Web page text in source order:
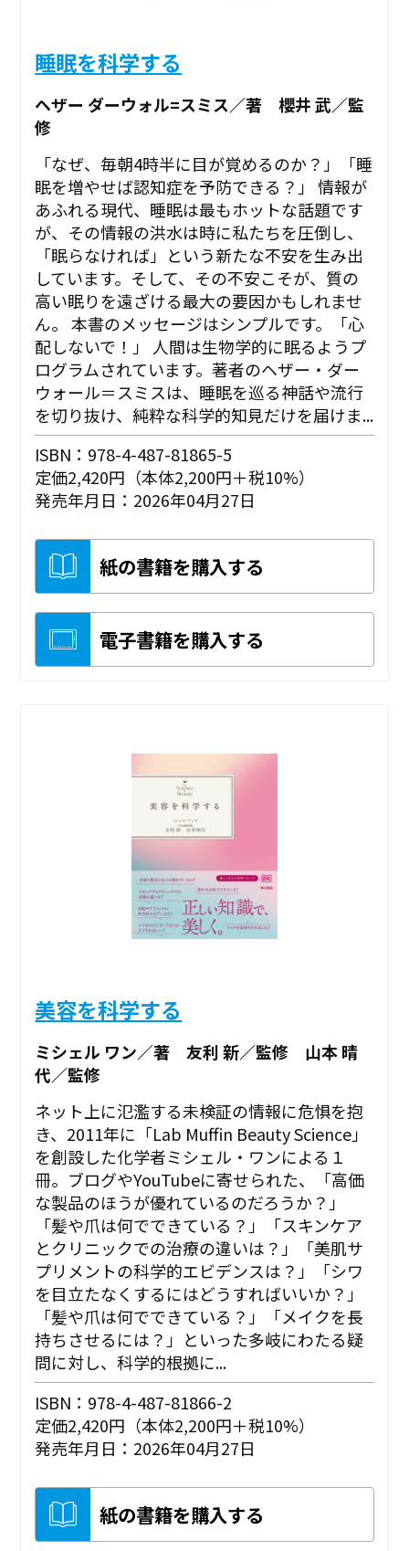
睡眠を科学する
ヘザー ダーウォル=スミス／著 櫻井 武／監
修
「なぜ、毎朝4時半に目が覚めるのか？」「睡
眠を増やせば認知症を予防できる？」 情報が
あふれる現代、睡眠は最もホットな話題です
が、その情報の洪水は時に私たちを圧倒し、
「眠らなければ」という新たな不安を生み出
しています。そして、その不安こそが、質の
高い眠りを遠ざける最大の要因かもしれませ
ん。 本書のメッセージはシンプルです。「心
配しないで！」 人間は生物学的に眠るようプ
ログラムされています。著者のヘザー・ダー
ウォール＝スミスは、睡眠を巡る神話や流行
を切り抜け、純粋な科学的知見だけを届けま...
ISBN：978-4-487-81865-5
定価2,420円（本体2,200円＋税10%）
発売年月日：2026年04月27日
紙の書籍を購入する
電子書籍を購入する
美容を科学する
ミシェル ワン／著 友利 新／監修 山本 晴
代／監修
ネット上に氾濫する未検証の情報に危惧を抱
き、2011年に「Lab Muffin Beauty Science」
を創設した化学者ミシェル・ワンによる１
冊。ブログやYouTubeに寄せられた、「高価
な製品のほうが優れているのだろうか？」
「髪や爪は何でできている？」「スキンケア
とクリニックでの治療の違いは？」「美肌サ
プリメントの科学的エビデンスは？」「シワ
を目立たなくするにはどうすればいいか？」
「髪や爪は何でできている？」「メイクを長
持ちさせるには？」といった多岐にわたる疑
問に対し、科学的根拠に...
ISBN：978-4-487-81866-2
定価2,420円（本体2,200円＋税10%）
発売年月日：2026年04月27日
紙の書籍を購入する